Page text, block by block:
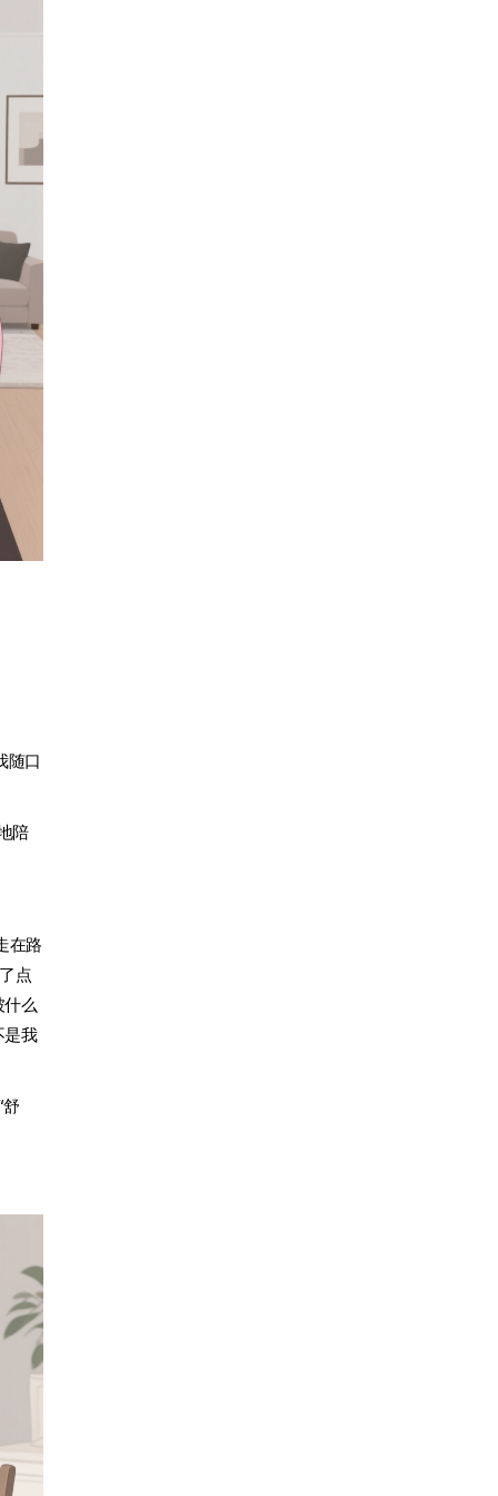
随口
陪
在路
点
什么
是我